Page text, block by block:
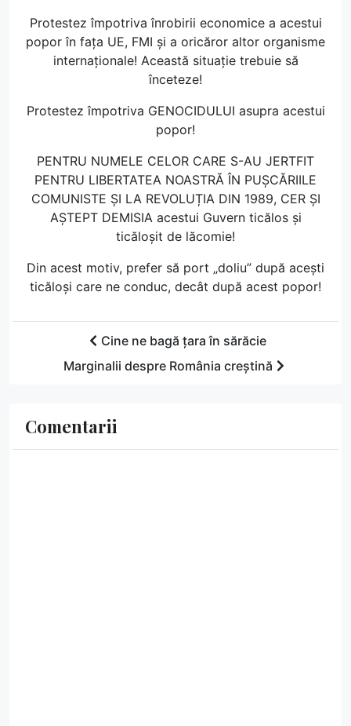
Protestez împotriva înrobirii economice a acestui
popor în fața UE, FMI și a oricăror altor organisme
internaționale! Această situație trebuie să
înceteze!
Protestez împotriva GENOCIDULUI asupra acestui
popor!
PENTRU NUMELE CELOR CARE S-AU JERTFIT
PENTRU LIBERTATEA NOASTRĂ ÎN PUȘCĂRIILE
COMUNISTE ȘI LA REVOLUȚIA DIN 1989, CER ȘI
AȘTEPT DEMISIA acestui Guvern ticălos și
ticăloșit de lăcomie!
Din acest motiv, prefer să port „doliu” după acești
ticăloși care ne conduc, decât după acest popor!
Cine ne bagă țara în sărăcie
Marginalii despre România creștină
Comentarii